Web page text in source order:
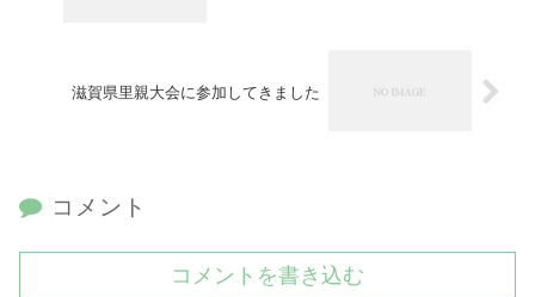
滋賀県里親大会に参加してきました
コメント
コメントを書き込む